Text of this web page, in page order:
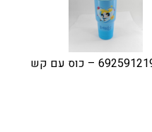
– כוס עם קש